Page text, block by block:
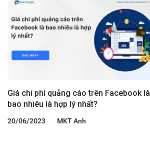
Giá chi phí quảng cáo trên Facebook là
bao nhiêu là hợp lý nhất?
20/06/2023 MKT Anh